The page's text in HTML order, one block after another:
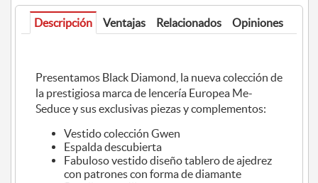
Descripción Ventajas Relacionados Opiniones
Presentamos Black Diamond, la nueva colección de
la prestigiosa marca de lencería Europea Me-
Seduce y sus exclusivas piezas y complementos:
Vestido colección Gwen
Espalda descubierta
Fabuloso vestido diseño tablero de ajedrez
con patrones con forma de diamante